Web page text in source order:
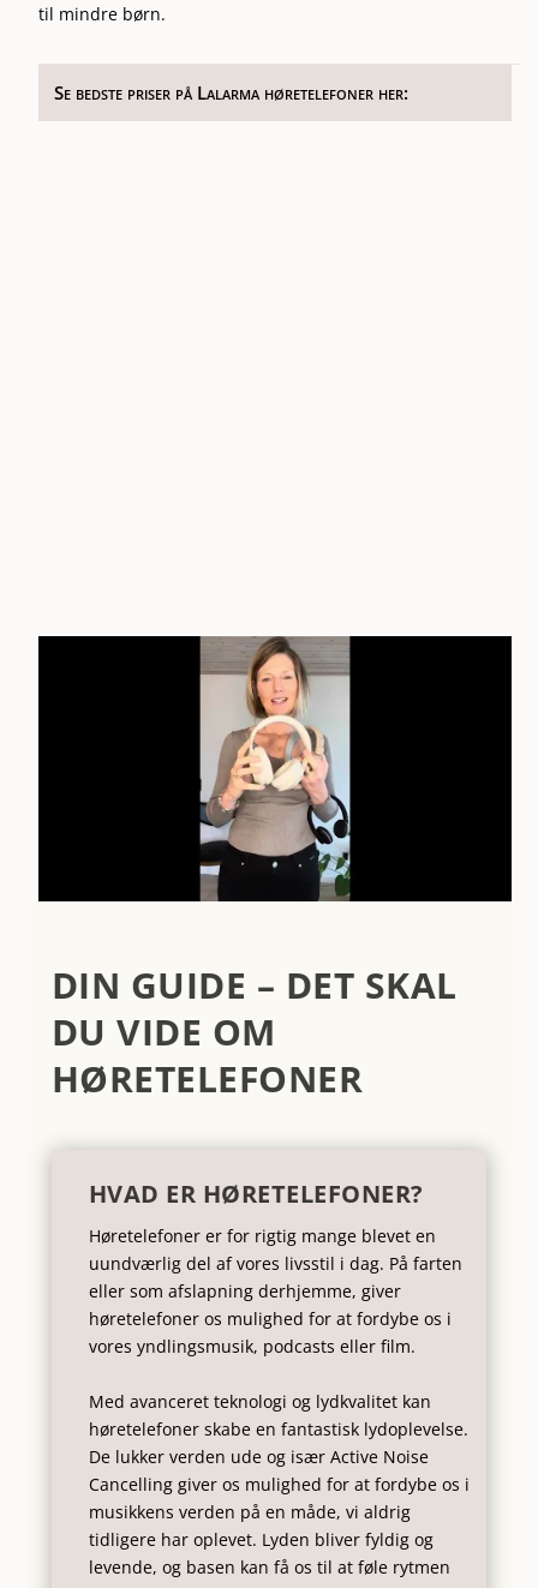
til mindre børn.
Se bedste priser på Lalarma høretelefoner her:
DIN GUIDE – DET SKAL
DU VIDE OM
HØRETELEFONER
HVAD ER HØRETELEFONER?
Høretelefoner er for rigtig mange blevet en
uundværlig del af vores livsstil i dag. På farten
eller som afslapning derhjemme, giver
høretelefoner os mulighed for at fordybe os i
vores yndlingsmusik, podcasts eller film.
Med avanceret teknologi og lydkvalitet kan
høretelefoner skabe en fantastisk lydoplevelse.
De lukker verden ude og især Active Noise
Cancelling giver os mulighed for at fordybe os i
musikkens verden på en måde, vi aldrig
tidligere har oplevet. Lyden bliver fyldig og
levende, og basen kan få os til at føle rytmen